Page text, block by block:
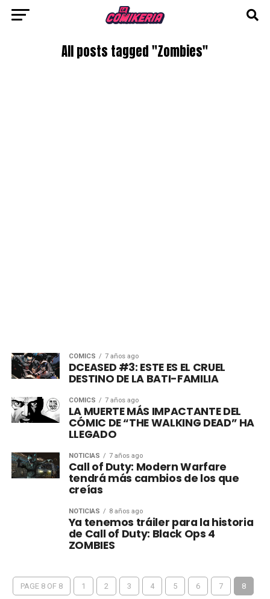
All posts tagged "Zombies"
CÓMICS 7 años ago
DCEASED #3: ESTE ES EL CRUEL
DESTINO DE LA BATI-FAMILIA
CÓMICS 7 años ago
LA MUERTE MÁS IMPACTANTE DEL
CÓMIC DE “THE WALKING DEAD” HA
LLEGADO
NOTICIAS 7 años ago
Call of Duty: Modern Warfare
tendrá más cambios de los que
creías
NOTICIAS 8 años ago
Ya tenemos tráiler para la historia
de Call of Duty: Black Ops 4
ZOMBIES
PAGE 8 OF 8 1 2 3 4 5 6 7 8